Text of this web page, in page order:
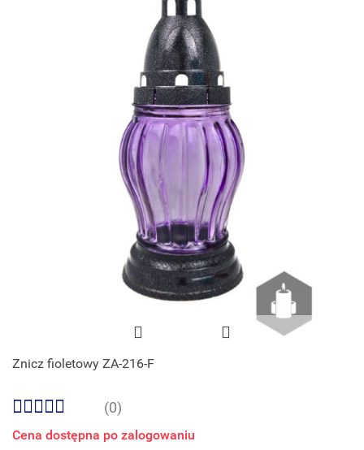
Znicz fioletowy ZA-216-F
(0)
Cena dostępna po zalogowaniu